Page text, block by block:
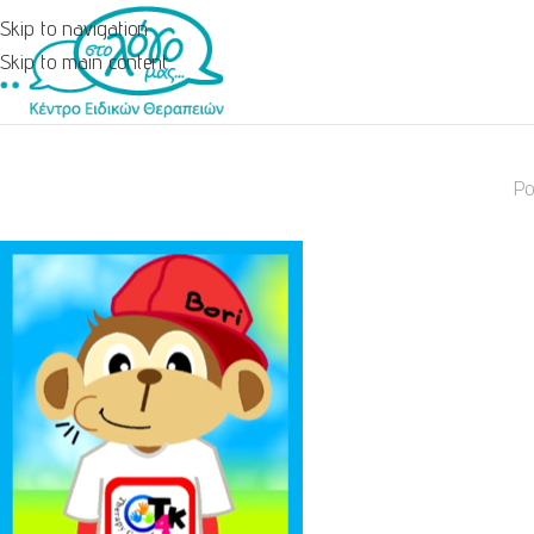
Skip to navigation
Skip to main content